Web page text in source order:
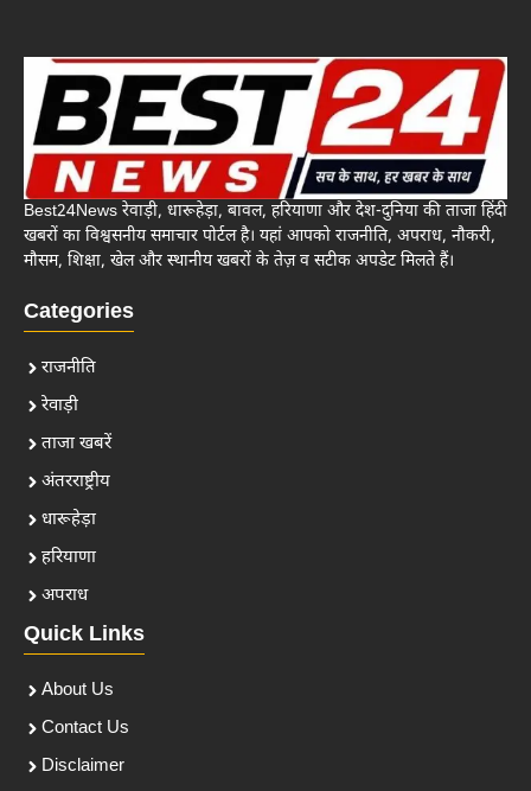
Best24News रेवाड़ी, धारूहेड़ा, बावल, हरियाणा और देश-दुनिया की ताजा हिंदी
खबरों का विश्वसनीय समाचार पोर्टल है। यहां आपको राजनीति, अपराध, नौकरी,
मौसम, शिक्षा, खेल और स्थानीय खबरों के तेज़ व सटीक अपडेट मिलते हैं।
Categories
राजनीति
रेवाड़ी
ताजा खबरें
अंतरराष्ट्रीय
धारूहेड़ा
हरियाणा
अपराध
Quick Links
About Us
Contact Us
Disclaimer